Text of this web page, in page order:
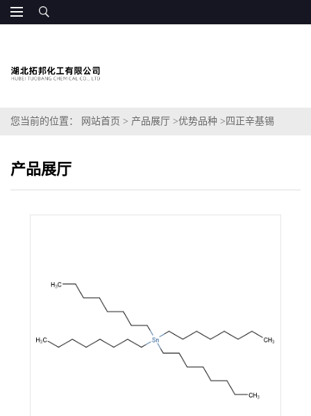
您当前的位置： 网站首页 > 产品展厅 >优势品种 > 四正辛基锡
产品展厅